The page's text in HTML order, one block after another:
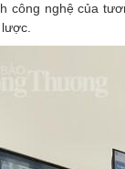
công nghệ của